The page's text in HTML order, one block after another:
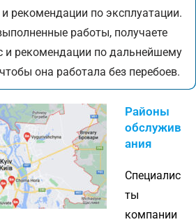
рекомендации по эксплуатации.
работы, получаете
и рекомендации по дальнейшему
она работала без перебоев.
Районы
обслужив
ания
Специалис
ты
компании